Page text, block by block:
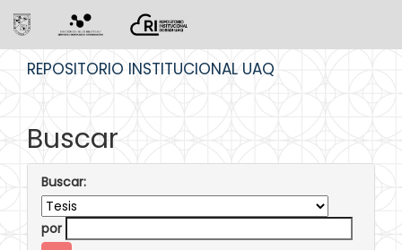
REPOSITORIO INSTITUCIONAL UAQ
Buscar
Buscar:
por